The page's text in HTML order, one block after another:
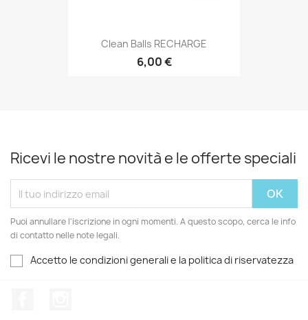
Clean Balls RECHARGE
6,00 €
Ricevi le nostre novità e le offerte speciali
Puoi annullare l'iscrizione in ogni momenti. A questo scopo, cerca le info
di contatto nelle note legali.
Accetto le condizioni generali e la politica di riservatezza